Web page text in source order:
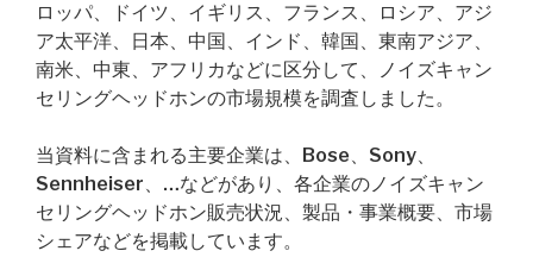
ロッパ、ドイツ、イギリス、フランス、ロシア、アジ
ア太平洋、日本、中国、インド、韓国、東南アジア、
南米、中東、アフリカなどに区分して、ノイズキャン
セリングヘッドホンの市場規模を調査しました。
当資料に含まれる主要企業は、Bose、Sony、
Sennheiser、…などがあり、各企業のノイズキャン
セリングヘッドホン販売状況、製品・事業概要、市場
シェアなどを掲載しています。